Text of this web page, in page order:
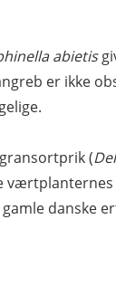
abietis
er ikke
(
danske